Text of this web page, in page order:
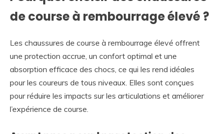
de course à rembourrage élevé ?
Les chaussures de course à rembourrage élevé offrent
une protection accrue, un confort optimal et une
absorption efficace des chocs, ce qui les rend idéales
pour les coureurs de tous niveaux. Elles sont conçues
pour réduire les impacts sur les articulations et améliorer
l’expérience de course.